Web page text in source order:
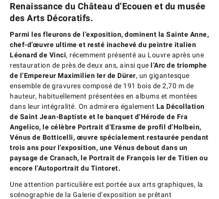
Renaissance du Château d’Ecouen et du musée
des Arts Décoratifs.
Parmi les fleurons de l’exposition, dominent la Sainte Anne,
chef-d’œuvre ultime et resté inachevé du peintre italien
Léonard de Vinci, récemment présenté au Louvre après une
restauration de près de deux ans, ainsi que l’Arc de triomphe
de l’Empereur Maximilien Ier de Dürer, un gigantesque
ensemble de gravures composé de 191 bois de 2,70 m de
hauteur, habituellement présentées en albums et montées
dans leur intégralité. On admirera également La Décollation
de Saint Jean-Baptiste et le banquet d’Hérode de Fra
Angelico, le célèbre Portrait d’Erasme de profil d’Holbein,
Vénus de Botticelli, œuvre spécialement restaurée pendant
trois ans pour l’exposition, une Vénus debout dans un
paysage de Cranach, le Portrait de François Ier de Titien ou
encore l’Autoportrait du Tintoret.
Une attention particulière est portée aux arts graphiques, la
scénographie de la Galerie d’exposition se prêtant